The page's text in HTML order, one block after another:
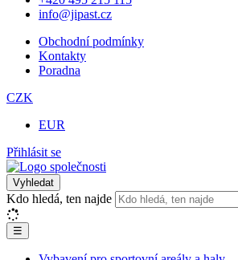
info@jipast.cz
Obchodní podmínky
Kontakty
Poradna
CZK
EUR
Přihlásit se
Vyhledat
Kdo hledá, ten najde
☰